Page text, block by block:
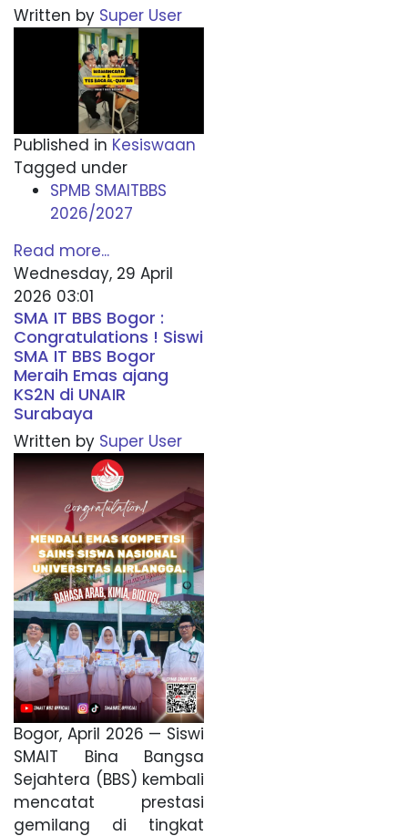
Written by Super User
Published in Kesiswaan
Tagged under
SPMB SMAITBBS
2026/2027
Read more...
Wednesday, 29 April
2026 03:01
SMA IT BBS Bogor :
Congratulations ! Siswi
SMA IT BBS Bogor
Meraih Emas ajang
KS2N di UNAIR
Surabaya
Written by Super User
Bogor, April 2026 — Siswi
SMAIT Bina Bangsa
Sejahtera (BBS) kembali
mencatat prestasi
gemilang di tingkat